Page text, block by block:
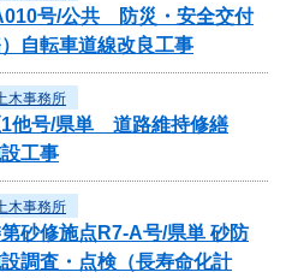
号/公共 防災・安全交付
自転車道線改良工事
木事務所
1他号/県単 道路維持修繕
工事
木事務所
砂修施点R7-A号/県単 砂防
調査・点検（長寿命化計